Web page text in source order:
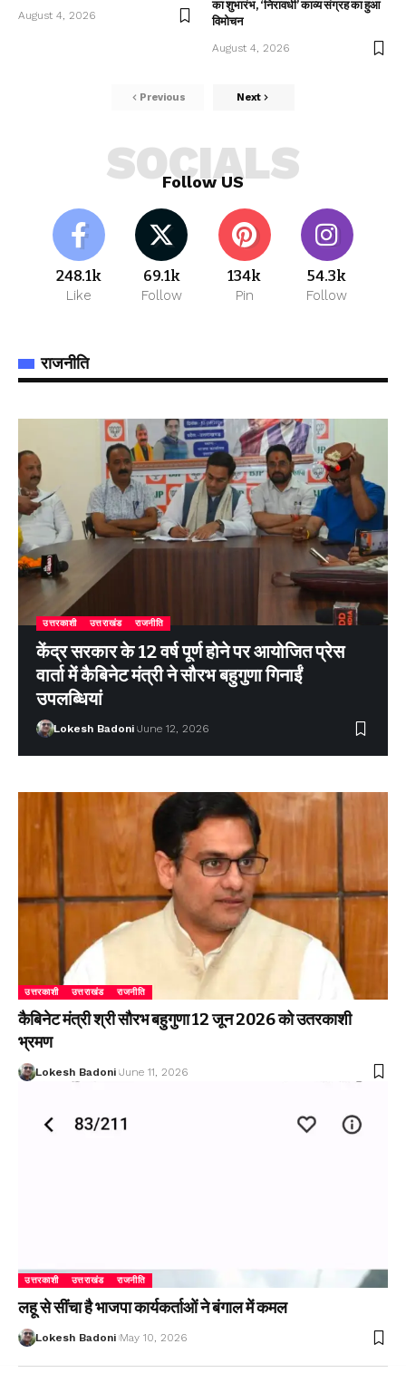
August 4, 2026
का शुभारंभ, ‘निरावधी’ काव्य संग्रह का हुआ
विमोचन
August 4, 2026
Previous Next
Follow US
SOCIALS
248.1k
Like
69.1k
Follow
134k
Pin
54.3k
Follow
राजनीति
उत्तरकाशी उत्तराखंड राजनीति
केंद्र सरकार के 12 वर्ष पूर्ण होने पर आयोजित प्रेस
वार्ता में कैबिनेट मंत्री ने सौरभ बहुगुणा गिनाईं
उपलब्धियां
Lokesh Badoni June 12, 2026
उत्तरकाशी उत्तराखंड राजनीति
कैबिनेट मंत्री श्री सौरभ बहुगुणा 12 जून 2026 को उतरकाशी
भ्रमण
Lokesh Badoni June 11, 2026
उत्तरकाशी उत्तराखंड राजनीति
लहू से सींचा है भाजपा कार्यकर्ताओं ने बंगाल में कमल
Lokesh Badoni May 10, 2026